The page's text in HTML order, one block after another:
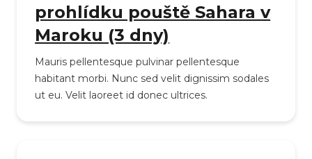
prohlídku pouště Sahara v
Maroku (3 dny)
Mauris pellentesque pulvinar pellentesque
habitant morbi. Nunc sed velit dignissim sodales
ut eu. Velit laoreet id donec ultrices.